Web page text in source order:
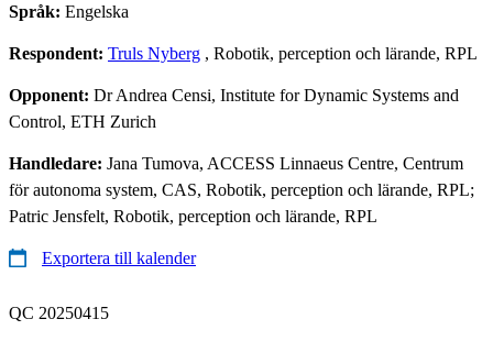
Språk: Engelska
Respondent: Truls Nyberg , Robotik, perception och lärande, RPL
Opponent: Dr Andrea Censi, Institute for Dynamic Systems and
Control, ETH Zurich
Handledare: Jana Tumova, ACCESS Linnaeus Centre, Centrum
för autonoma system, CAS, Robotik, perception och lärande, RPL;
Patric Jensfelt, Robotik, perception och lärande, RPL
Exportera till kalender
QC 20250415